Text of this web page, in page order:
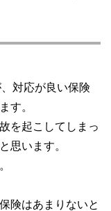
対応が良い保険
す。
を起こしてしまっ
思います。
険はあまりないと